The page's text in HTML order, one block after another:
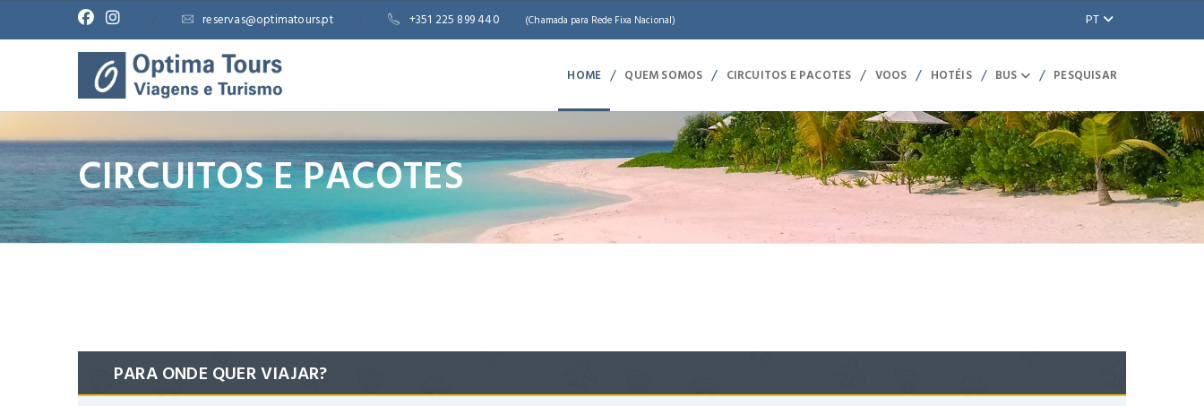
reservas@optimatours.pt +351 225 899 440 (Chamada para Rede Fixa Nacional) PT
HOME / QUEM SOMOS / CIRCUITOS E PACOTES / VOOS / HOTÉIS / BUS / PESQUISAR
CIRCUITOS E PACOTES
PARA ONDE QUER VIAJAR?